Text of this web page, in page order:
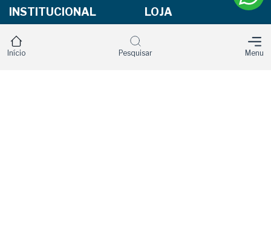
Início Pesquisar Menu
INSTITUCIONAL
Página Inicial
LOJA